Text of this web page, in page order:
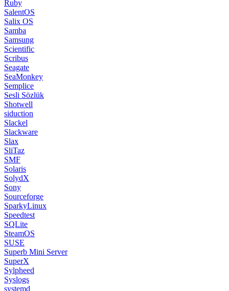
Semplice
Sesli Sözlük
Shotwell
siduction
Slackel
Slackware
Slax
SliTaz
SMF
Solaris
SolydX
Sony
Sourceforge
SparkyLinux
Speedtest
SQLite
SteamOS
SUSE
Superb Mini Server
SuperX
Sylpheed
Syslogs
systemd
SystemRescueCd
Tails
Tango Studio
Tech Drive-in
Tecmint: Linux Howtos, Tutorials & Guides
Technisat
Tiny Core
Tor Browser